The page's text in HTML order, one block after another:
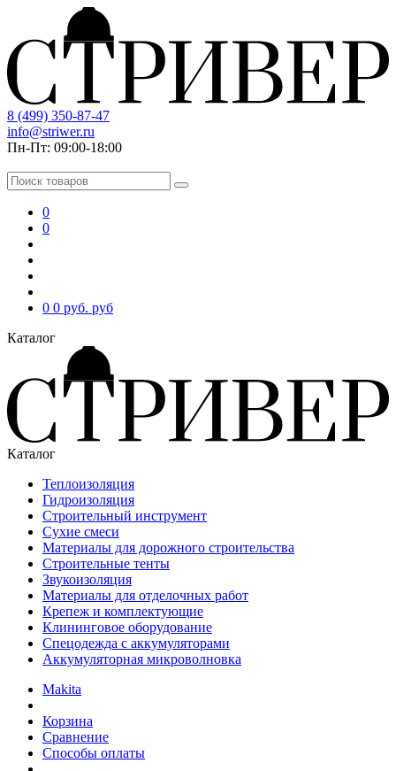
8 (499) 350-87-47
info@striwer.ru
Пн-Пт: 09:00-18:00
0
0
0 0 руб. руб
Каталог
Каталог
Теплоизоляция
Гидроизоляция
Строительный инструмент
Сухие смеси
Материалы для дорожного строительства
Строительные тенты
Звукоизоляция
Материалы для отделочных работ
Крепеж и комплектующие
Клининговое оборудование
Спецодежда с аккумуляторами
Аккумуляторная микроволновка
Makita
Корзина
Сравнение
Способы оплаты